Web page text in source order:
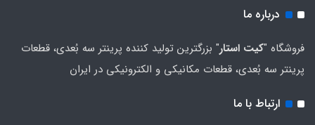
درباره ما
فروشگاه "کیت استار" بزرگترین تولید کننده پرینتر سه بُعدی، قطعات
پرینتر سه بُعدی، قطعات مکانیکی و الکترونیکی در ایران
ارتباط با ما